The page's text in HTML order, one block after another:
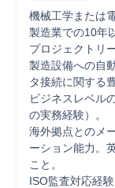
機械工学または
製造業での10年
プロジェクトリ
製造設備への自
タ接続に関する
ビジネスレベル
の実務経験）。
海外拠点とのメ
ーション能力。
こと。
ISO監査対応経